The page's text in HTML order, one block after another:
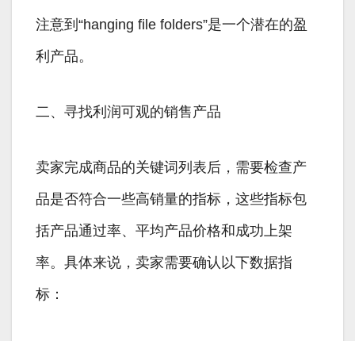
注意到“hanging file folders”是一个潜在的盈
利产品。
二、寻找利润可观的销售产品
卖家完成商品的关键词列表后，需要检查产
品是否符合一些高销量的指标，这些指标包
括产品通过率、平均产品价格和成功上架
率。具体来说，卖家需要确认以下数据指
标：